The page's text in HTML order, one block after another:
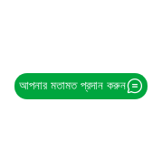
আপনার মতামত প্রদান করুন